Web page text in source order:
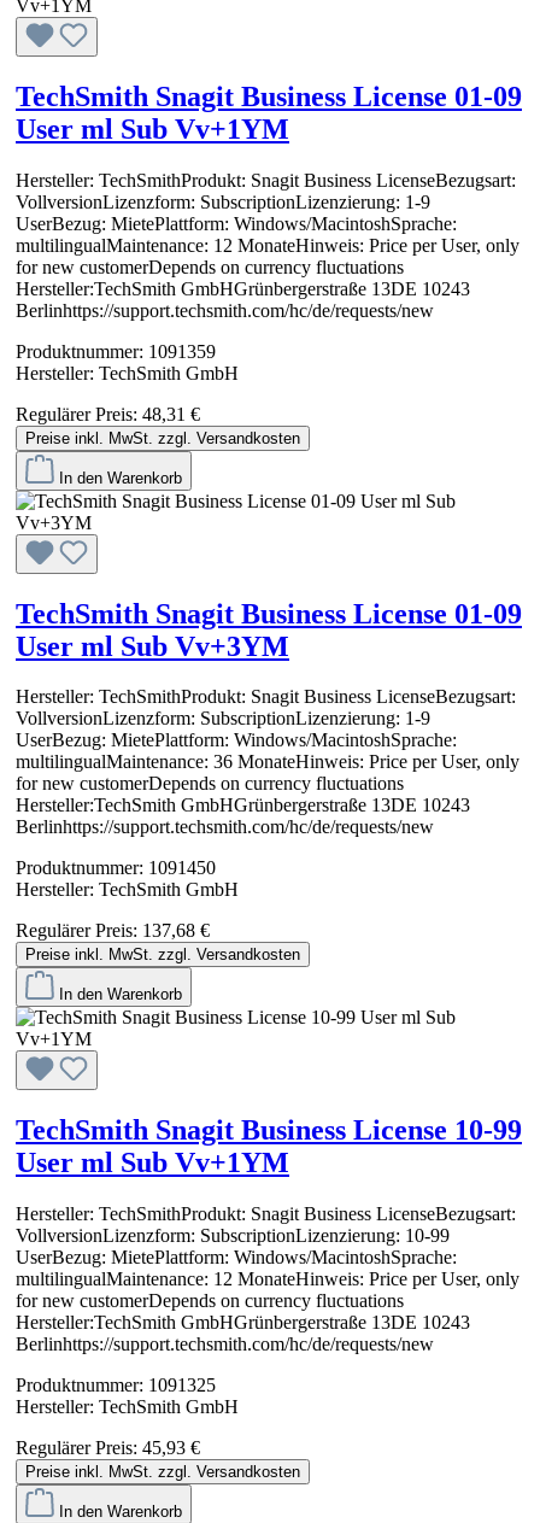
TechSmith Snagit Business License 01-09
User ml Sub Vv+1YM
Hersteller: TechSmithProdukt: Snagit Business LicenseBezugsart:
VollversionLizenzform: SubscriptionLizenzierung: 1-9
UserBezug: MietePlattform: Windows/MacintoshSprache:
multilingualMaintenance: 12 MonateHinweis: Price per User, only
for new customerDepends on currency fluctuations
Hersteller:TechSmith GmbHGrünbergerstraße 13DE 10243
Berlinhttps://support.techsmith.com/hc/de/requests/new
Produktnummer: 1091359
Hersteller: TechSmith GmbH
Regulärer Preis: 48,31 €
Preise inkl. MwSt. zzgl. Versandkosten
In den Warenkorb
TechSmith Snagit Business License 01-09
User ml Sub Vv+3YM
Hersteller: TechSmithProdukt: Snagit Business LicenseBezugsart:
VollversionLizenzform: SubscriptionLizenzierung: 1-9
UserBezug: MietePlattform: Windows/MacintoshSprache:
multilingualMaintenance: 36 MonateHinweis: Price per User, only
for new customerDepends on currency fluctuations
Hersteller:TechSmith GmbHGrünbergerstraße 13DE 10243
Berlinhttps://support.techsmith.com/hc/de/requests/new
Produktnummer: 1091450
Hersteller: TechSmith GmbH
Regulärer Preis: 137,68 €
Preise inkl. MwSt. zzgl. Versandkosten
In den Warenkorb
TechSmith Snagit Business License 10-99
User ml Sub Vv+1YM
Hersteller: TechSmithProdukt: Snagit Business LicenseBezugsart:
VollversionLizenzform: SubscriptionLizenzierung: 10-99
UserBezug: MietePlattform: Windows/MacintoshSprache:
multilingualMaintenance: 12 MonateHinweis: Price per User, only
for new customerDepends on currency fluctuations
Hersteller:TechSmith GmbHGrünbergerstraße 13DE 10243
Berlinhttps://support.techsmith.com/hc/de/requests/new
Produktnummer: 1091325
Hersteller: TechSmith GmbH
Regulärer Preis: 45,93 €
Preise inkl. MwSt. zzgl. Versandkosten
In den Warenkorb